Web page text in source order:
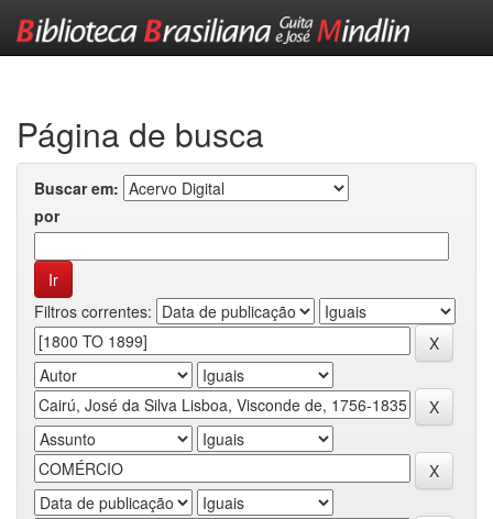
Página de busca
Buscar em:
por
Filtros correntes: